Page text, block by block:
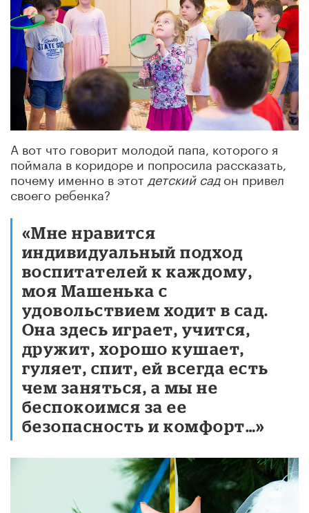
А вот что говорит молодой папа, которого я
поймала в коридоре и попросила рассказать,
почему именно в этот детский садон привел
своего ребенка?
«Мне нравится
индивидуальный подход
воспитателей к каждому,
моя Машенька с
удовольствием ходит в сад.
Она здесь играет, учится,
дружит, хорошо кушает,
гуляет, спит, ей всегда есть
чем заняться, а мы не
беспокоимся за ее
безопасность и комфорт…»